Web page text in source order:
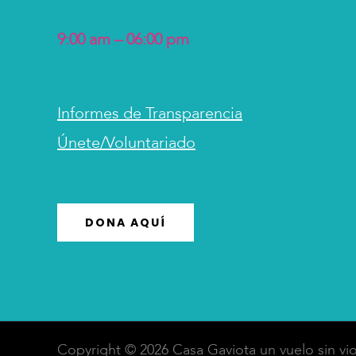
9:00 am – 06:00 pm
Informes de Transparencia
Únete/Voluntariado
DONA AQUÍ
Copyright © 2026 Casa Gaviota un vuelo sin